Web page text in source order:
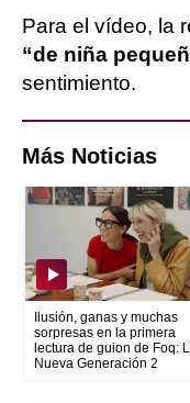
Para el vídeo, la
“de niña
sentimiento.
Más Noticias
Ilusión, ganas y muchas
sorpresas en la primera
lectura de guion de Foq:
Nueva Generación 2